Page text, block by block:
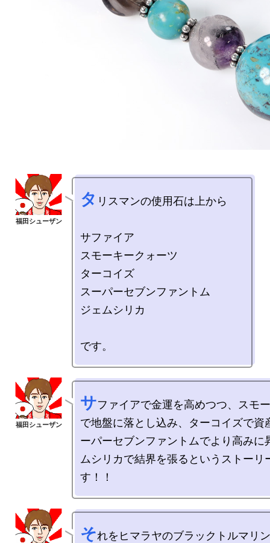
タ リスマンの使用石は上から
サファイア
スモーキークォーツ
ターコイズ
スーパーセブンファントム
ジェムシリカ
サファイアで金運を高めつつ、スモ
で地盤に落とし込み、ターコイズで資
ーパーセブンファントムでより高みに
ムシリカで結界を張るというストーリ
それをヒマラヤのブラックトルマリ